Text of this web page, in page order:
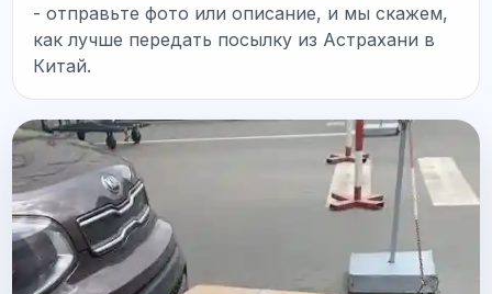
- отправьте фото или описание, и мы скажем,
как лучше передать посылку из Астрахани в
Китай.